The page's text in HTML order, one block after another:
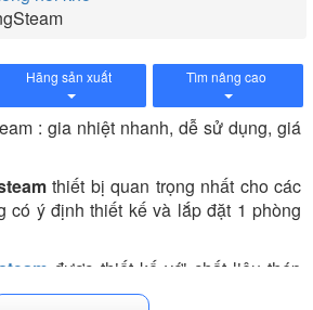
Hãng sản xuất Tìm nâng cao
thiết bị quan trọng nhất cho các
có ý định thiết kế và lắp đặt 1 phòng
được thiết kế với chất liệu thép
tĩnh điện màu ghi nên có độ bền cao